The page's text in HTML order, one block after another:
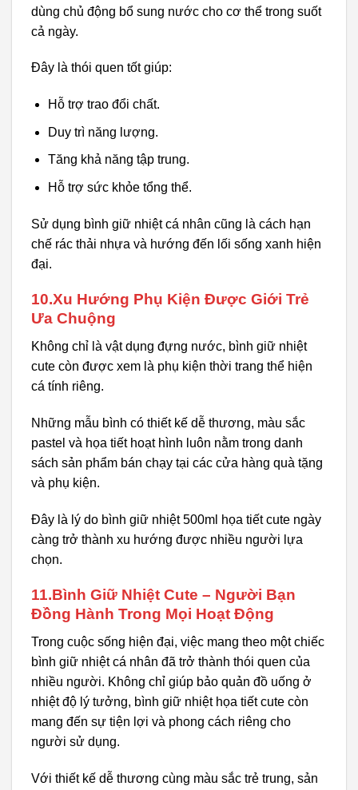
dùng chủ động bổ sung nước cho cơ thể trong suốt
cả ngày.
Đây là thói quen tốt giúp:
Hỗ trợ trao đổi chất.
Duy trì năng lượng.
Tăng khả năng tập trung.
Hỗ trợ sức khỏe tổng thể.
Sử dụng bình giữ nhiệt cá nhân cũng là cách hạn
chế rác thải nhựa và hướng đến lối sống xanh hiện
đại.
10.Xu Hướng Phụ Kiện Được Giới Trẻ
Ưa Chuộng
Không chỉ là vật dụng đựng nước, bình giữ nhiệt
cute còn được xem là phụ kiện thời trang thể hiện
cá tính riêng.
Những mẫu bình có thiết kế dễ thương, màu sắc
pastel và họa tiết hoạt hình luôn nằm trong danh
sách sản phẩm bán chạy tại các cửa hàng quà tặng
và phụ kiện.
Đây là lý do bình giữ nhiệt 500ml họa tiết cute ngày
càng trở thành xu hướng được nhiều người lựa
chọn.
11.Bình Giữ Nhiệt Cute – Người Bạn
Đồng Hành Trong Mọi Hoạt Động
Trong cuộc sống hiện đại, việc mang theo một chiếc
bình giữ nhiệt cá nhân đã trở thành thói quen của
nhiều người. Không chỉ giúp bảo quản đồ uống ở
nhiệt độ lý tưởng, bình giữ nhiệt họa tiết cute còn
mang đến sự tiện lợi và phong cách riêng cho
người sử dụng.
Với thiết kế dễ thương cùng màu sắc trẻ trung, sản